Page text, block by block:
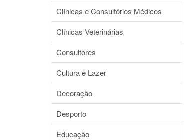
Clínicas e Consultórios Médicos
Clínicas Veterinárias
Consultores
Cultura e Lazer
Decoração
Desporto
Educação